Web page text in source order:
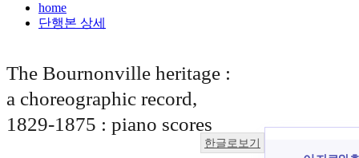
home
단행본 상세
The Bournonville heritage :
a choreographic record,
1829-1875 : piano scores
한글로보기